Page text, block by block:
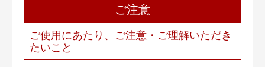
ご注意
ご使用にあたり、ご注意・ご理解いただき
たいこと